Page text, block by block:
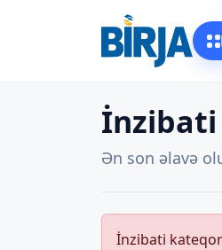
İnzibati
Ən son əlavə
İnzibati